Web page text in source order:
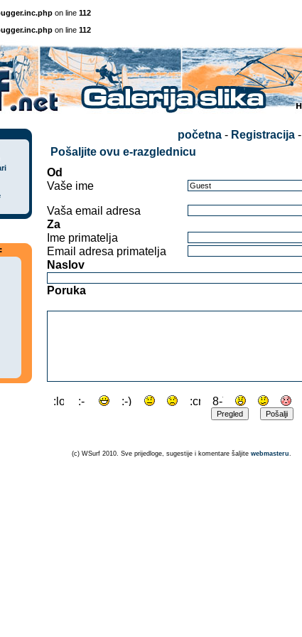
on line 112
on line 112
početna- Registracija-
Pošaljite ovu e-razglednicu
Od
Vaše ime
Vaša email adresa
Za
Ime primatelja
Email adresa primatelja
Naslov
Poruka
(c) WSurf 2010. Sve prijedloge, sugestije i komentare šaljite webmasteru